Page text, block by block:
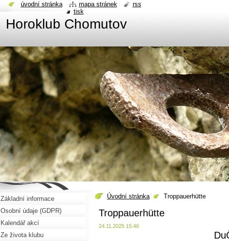
Horoklub Chomutov
Úvodní stránka Troppauerhütte
Troppauerhütte
24.11.2025 15:46
Základní informace
Osobní údaje (GDPR)
Kalendář akcí
Ze života klubu
úvodní stránka mapa stránek
rss
tisk